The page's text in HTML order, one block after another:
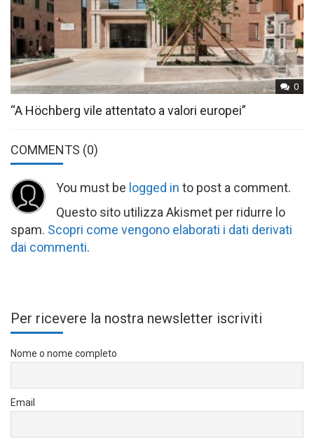
0
“A Höchberg vile attentato a valori europei”
COMMENTS (0)
You must be logged in to post a comment.
Questo sito utilizza Akismet per ridurre lo
spam. Scopri come vengono elaborati i dati derivati
dai commenti.
Per ricevere la nostra newsletter iscriviti
Nome o nome completo
Email